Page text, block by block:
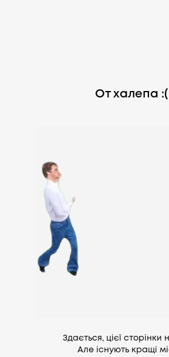
От халепа :(
Здається, цієї сторінки
Але існують кращі